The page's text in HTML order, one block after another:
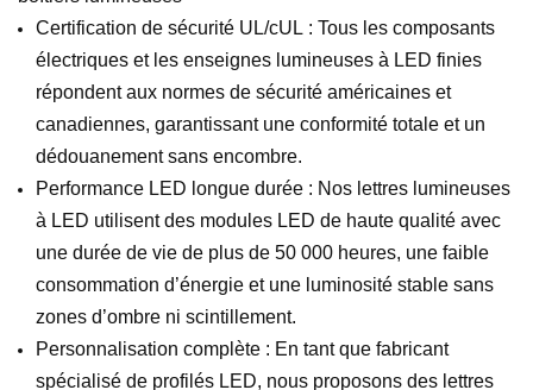
Certification de sécurité UL/cUL : Tous les composants
électriques et les enseignes lumineuses à LED finies
répondent aux normes de sécurité américaines et
canadiennes, garantissant une conformité totale et un
dédouanement sans encombre.
Performance LED longue durée : Nos lettres lumineuses
à LED utilisent des modules LED de haute qualité avec
une durée de vie de plus de 50 000 heures, une faible
consommation d’énergie et une luminosité stable sans
zones d’ombre ni scintillement.
Personnalisation complète : En tant que fabricant
spécialisé de profilés LED, nous proposons des lettres